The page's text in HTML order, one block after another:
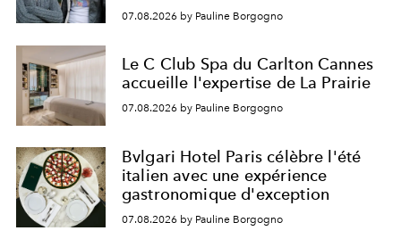
07.08.2026 by Pauline Borgogno
Le C Club Spa du Carlton Cannes
accueille l'expertise de La Prairie
07.08.2026 by Pauline Borgogno
Bvlgari Hotel Paris célèbre l'été
italien avec une expérience
gastronomique d'exception
07.08.2026 by Pauline Borgogno